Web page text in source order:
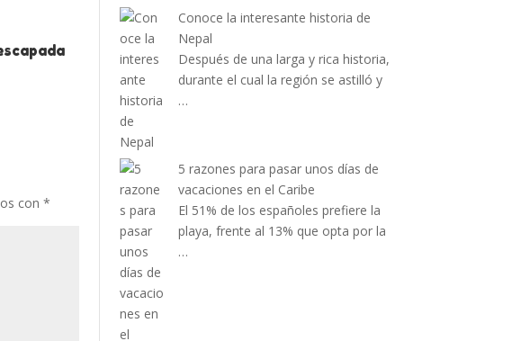
con*
Conoce la interesante historia de
Nepal
Después de una larga y rica historia,
durante el cual la región se astilló y
…
5 razones para pasar unos días de
vacaciones en el Caribe
El 51% de los españoles prefiere la
playa, frente al 13% que opta por la
…